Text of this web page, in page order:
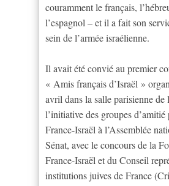
couramment le français,
l’espagnol – et il a fait son
sein de l’armée israélienne.
Il avait été convié au premier
« Amis français d’Israël »
avril dans la salle parisienne
l’initiative des groupes d’amitié
France-Israël à l’Assemblée
Sénat, avec le concours de la
France-Israël et du Conseil
institutions juives de France